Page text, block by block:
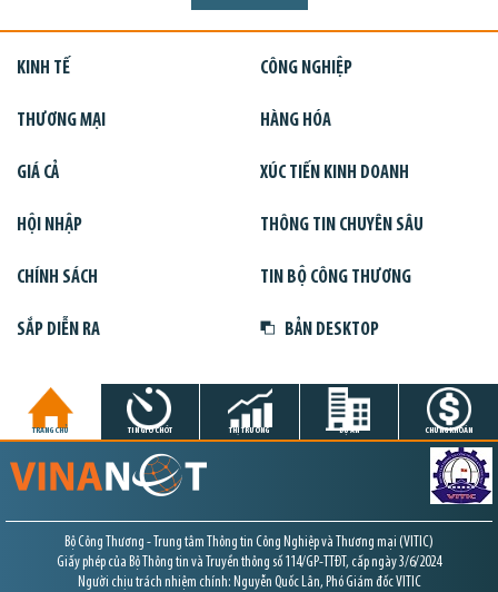
KINH TẾ CÔNG NGHIỆP
THƯƠNG MẠI HÀNG HÓA
GIÁ CẢ XÚC TIẾN KINH DOANH
HỘI NHẬP THÔNG TIN CHUYÊN SÂU
CHÍNH SÁCH TIN BỘ CÔNG THƯƠNG
SẮP DIỄN RA BẢN DESKTOP
TRANG CHỦ TIN GIỜ CHÓT THỊ TRƯỜNG DỰ ÁN CHỨNG KHOÁN
Bộ Công Thương - Trung tâm Thông tin Công Nghiệp và Thương mại (VITIC)
Giấy phép của Bộ Thông tin và Truyền thông số 114/GP-TTĐT, cấp ngày 3/6/2024
Người chịu trách nhiệm chính: Nguyễn Quốc Lân, Phó Giám đốc VITIC